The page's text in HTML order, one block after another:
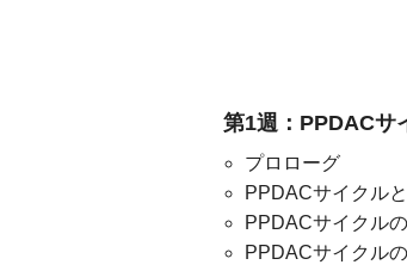
第1週：PPDACサ
プロローグ
PPDACサイクル
PPDACサイクルの
PPDACサイクルの